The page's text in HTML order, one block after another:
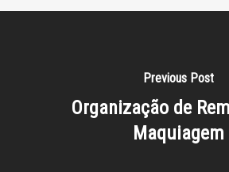
Previous Post
Organização de
Maquiagem